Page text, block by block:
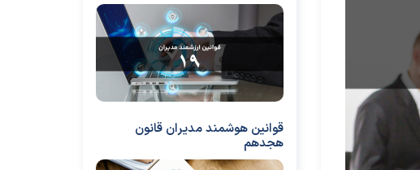
قوانین هوشمند مدیران قانون
هجدهم